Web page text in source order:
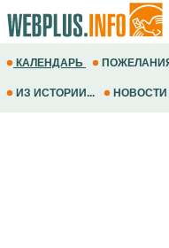
КАЛЕНДАРЬ
ИЗ ИСТОРИИ... НОВОСТИ